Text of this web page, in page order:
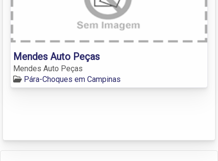
Mendes Auto Peças
Mendes Auto Peças
Pára-Choques em Campinas